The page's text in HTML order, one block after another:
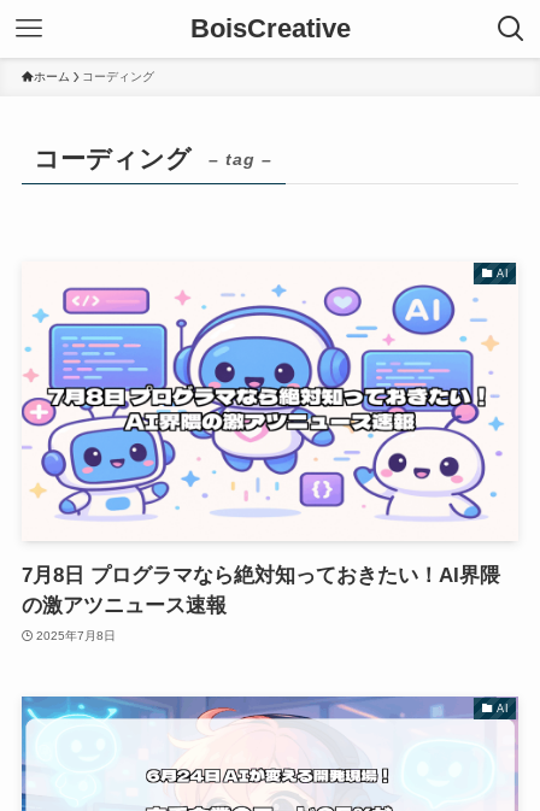
BoisCreative
ホーム コーディング
コーディング – tag –
AI
7月8日 プログラマなら絶対知っておきたい！AI界隈
の激アツニュース速報
2025年7月8日
AI